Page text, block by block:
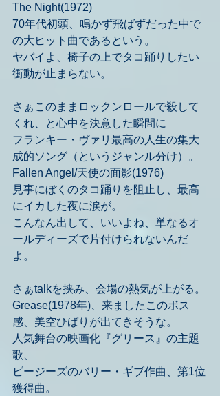
The Night(1972)
70年代初頭、鳴かず飛ばずだった中で
の大ヒット曲であるという。
ヤバイよ、椅子の上でタコ踊りしたい
衝動が止まらない。
さぁこのままロックンロールで殺して
くれ、と心中を決意した瞬間に
フランキー・ヴァリ最高の人生の集大
成的ソング（というジャンル分け）。
Fallen Angel/天使の面影(1976)
見事にぼくのタコ踊りを阻止し、最高
にイカした夜に涙が。
こんなん出して、いいよね、単なるオ
ールディーズで片付けられないんだ
よ。
さぁtalkを挟み、会場の熱気が上がる。
Grease(1978年)、来ましたこのボス
感、美空ひばりが出てきそうな。
人気舞台の映画化『グリース』の主題
歌、
ビージーズのバリー・ギブ作曲、第1位
獲得曲。